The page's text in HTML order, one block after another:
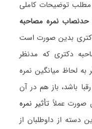
توضیحات کاملی
حدنصاب نمره مصاحبه
بدین صورت است
دکتری که مدنظر
لحاظ میانگین نمره
باشد، باز هم در آن
صورت عملاً تأثیر نمره
دسته از داوطلبان از